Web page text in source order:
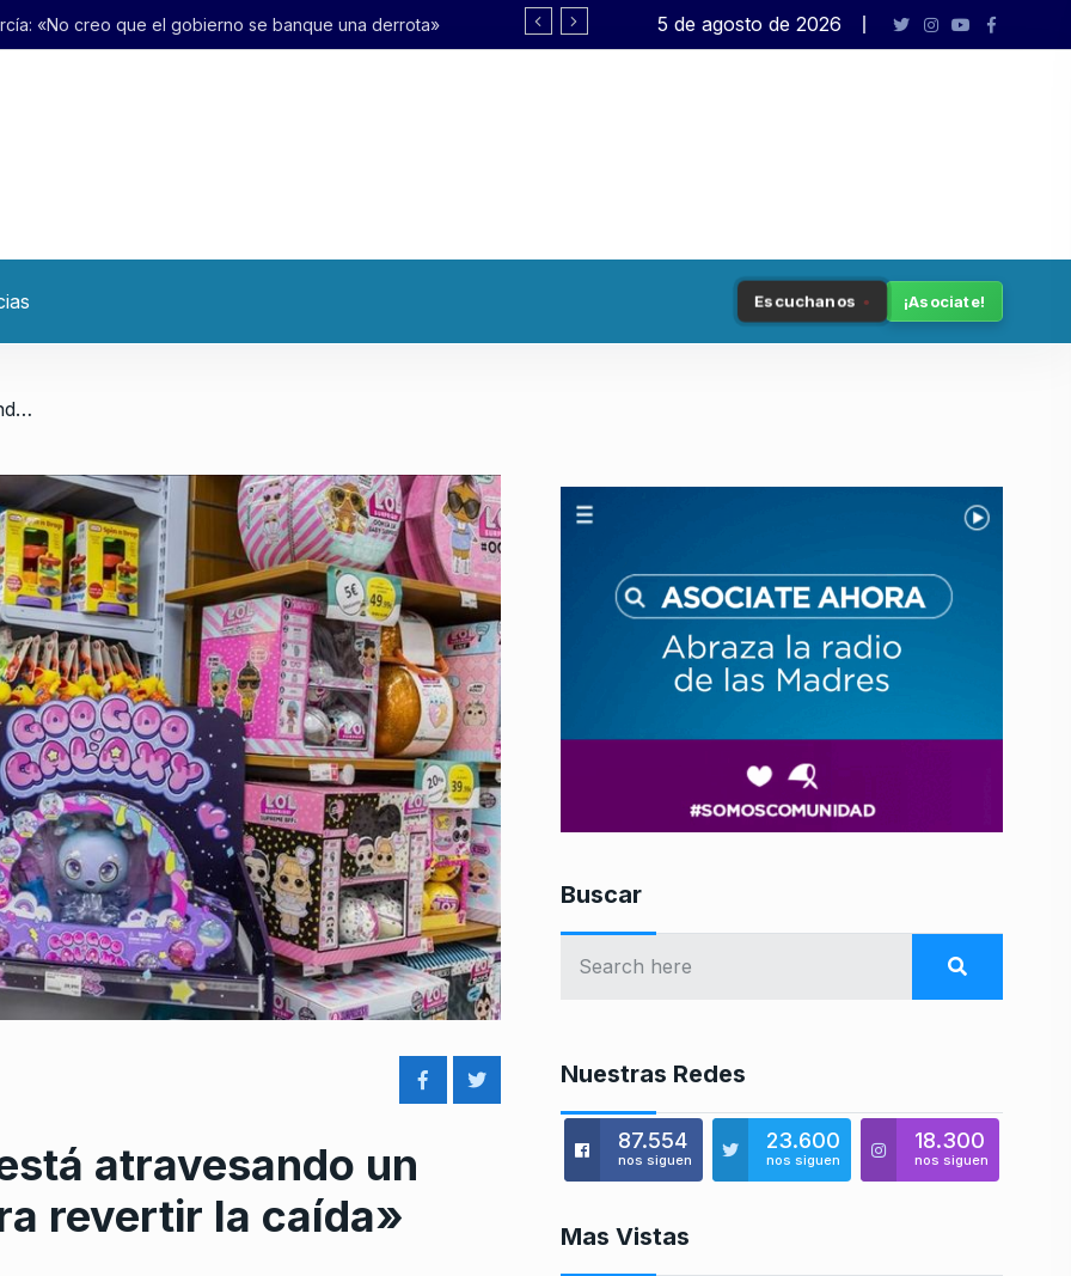
se banque una derrota» El peronismo de Bullrich
5 de agosto de 2026
Escuchanos ¡Asociate!
/ «El sector del juguete está atravesando un año muy duro y no logra revertir la caída»
atravesando un
revertir la caída»
Buscar
Nuestras Redes
87.554
nos siguen
23.600
nos siguen
18.300
nos siguen
Mas Vistas